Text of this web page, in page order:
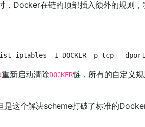
，Docker在链的顶部插入额外的规则，
iptables -I DOCKER -p tcp --
重新启动清除DOCKER链，所有的自定义规
是这个解决scheme打破了标准的